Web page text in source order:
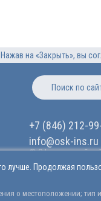
на «Закрыть», вы
Поиск по
+7 (846) 212-
info@osk-ins.ru
© Официальный
Лицензии ЦБ РФ на
СИ 2346, СЛ 2346,
Версия сайта для
лучше. Продолжая
о местоположении; тип